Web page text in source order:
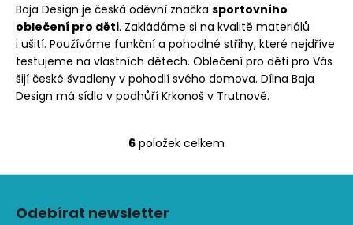
Baja Design je česká oděvní značka sportovního
oblečení pro děti. Zakládáme si na kvalitě materiálů
i ušití. Používáme funkční a pohodlné střihy, které nejdříve
testujeme na vlastních dětech. Oblečení pro děti pro Vás
šijí české švadleny v pohodlí svého domova. Dílna Baja
Design má sídlo v podhůří Krkonoš v Trutnově.
O
v
6 položek celkem
Z
Odebírat newsletter